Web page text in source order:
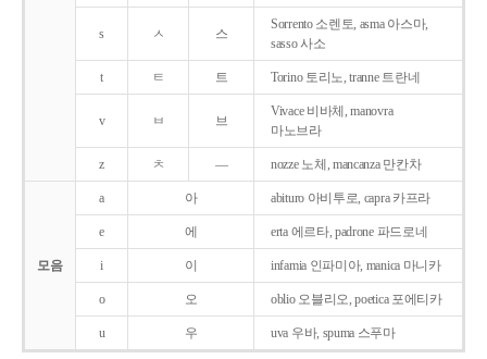
s ㅅ 스
Sorrento 소렌토, asma 아스마,
sasso 사소
t ㅌ 트 Torino 토리노, tranne 트란네
v ㅂ 브
Vivace 비바체, manovra
마노브라
z ㅊ ― nozze 노체, mancanza 만칸차
모음
a 아 abituro 아비투로, capra 카프라
e 에 erta 에르타, padrone 파드로네
i 이 infamia 인파미아, manica 마니카
o 오 oblio 오블리오, poetica 포에티카
u 우 uva 우바, spuma 스푸마